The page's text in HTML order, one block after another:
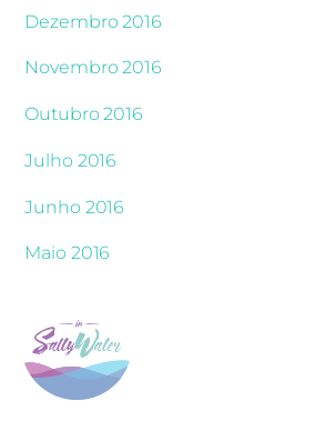
Dezembro 2016
Novembro 2016
Outubro 2016
Julho 2016
Junho 2016
Maio 2016